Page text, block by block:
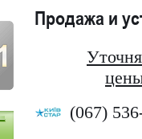
Продажа и
(067)